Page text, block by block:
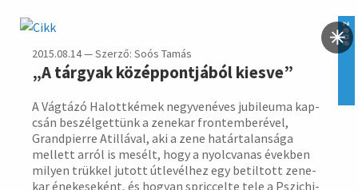
zene
2015.08.14 — Szerző: Soós Tamás
„A tárgyak középpontjából kiesve”
A Vágtázó Halottkémek negyven­éves jubi­leuma kap­
csán beszél­gettünk a zene­kar front­embe­rével,
Grand­pierre Atil­lával, aki a zene határ­talan­sága
mellett arról is mesélt, hogy a nyolc­vanas évek­ben
milyen trükkel jutott útle­vélhez egy betil­tott zene­
kar éneke­seként, és hogyan spric­celte tele a Pszi­chi­